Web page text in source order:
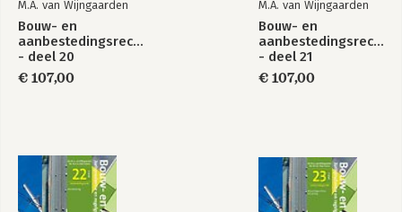
5.1 Inleiding
5.2 De regelingen
gebreke blijven, onvermogen of overlijden van opdrachtgever
7. In gebreke blijven, onvermogen of overlijden van de
aannemer
7.1 Inleiding
M.A. van Wijngaarden
Bouw- en
aanbestedingsrecht
- deel 20
€ 107,00
M.A. van Wijngaarden
Bouw- en
aanbestedingsrecht
- deel 21
€ 107,00